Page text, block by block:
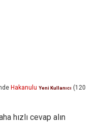
Hakanulu Yeni Kullanıcı (120
hızlı cevap alın